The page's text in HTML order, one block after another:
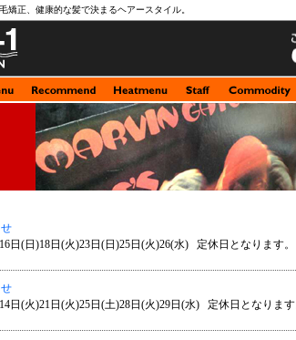
矯正、健康的な髪で決まるヘアースタイル。
日(日)18日(火)23日(日)25日(火)26(水) 定休日となります
日(火)21日(火)25日(土)28日(火)29日(水) 定休日となります